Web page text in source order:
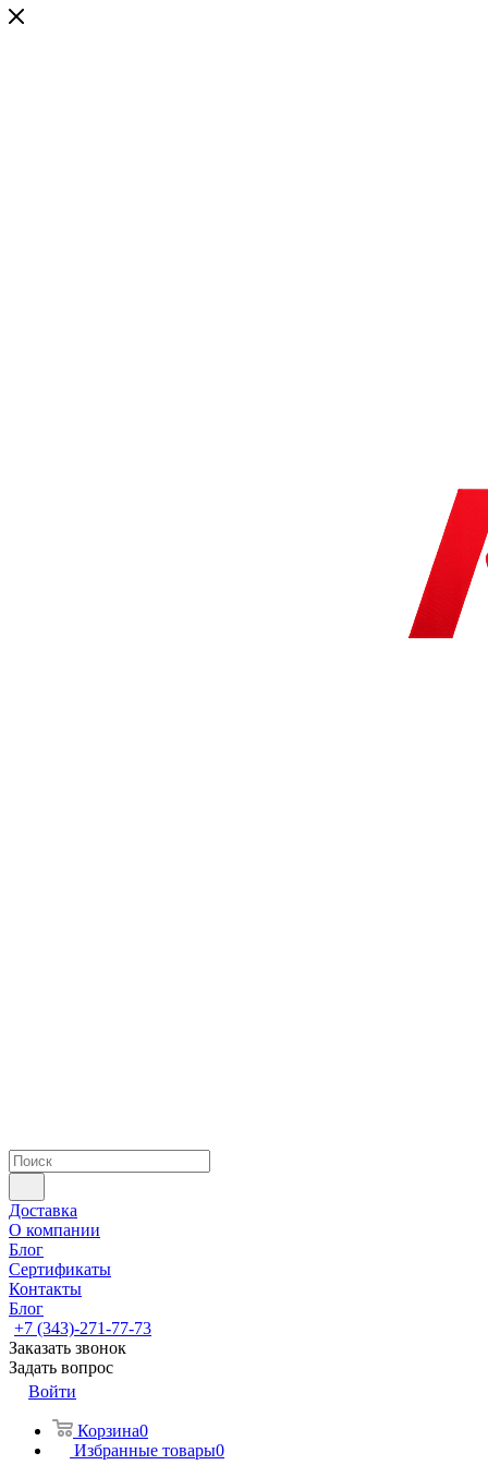
Доставка
О компании
Блог
Сертификаты
Контакты
Блог
+7 (343)-271-77-73
Заказать звонок
Задать вопрос
Войти
Корзина0
Избранные товары0